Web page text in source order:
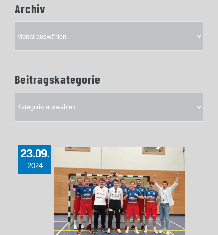
23.09.
2024
Archiv
Beitragskategorie